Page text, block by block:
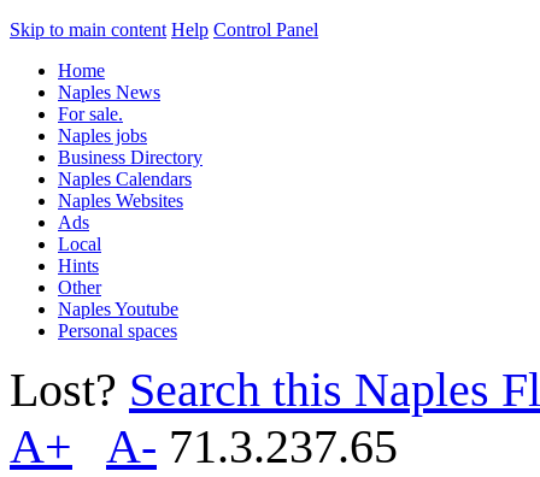
Skip to main content Help Control Panel
Home
Naples News
For sale.
Naples jobs
Business Directory
Naples Calendars
Naples Websites
Ads
Local
Hints
Other
Naples Youtube
Personal spaces
Lost? Search this Naples
A+
A- 71.3.237.65